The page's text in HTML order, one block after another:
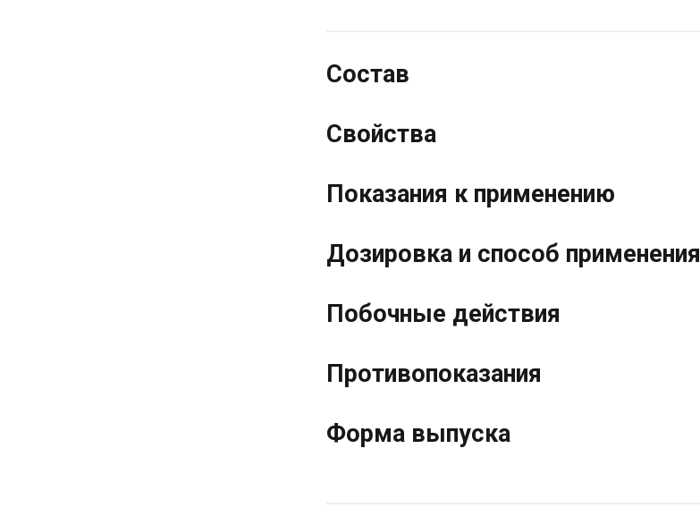
Состав
Свойства
Показания к применению
Дозировка и способ применения
Побочные действия
Противопоказания
Форма выпуска